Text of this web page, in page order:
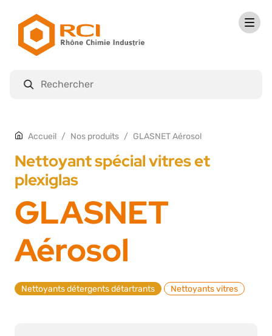
Accueil Nos produits GLASNET Aérosol
Nettoyant spécial vitres et
plexiglas
GLASNET
Aérosol
Nettoyants détergents détartrants Nettoyants vitres